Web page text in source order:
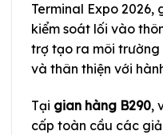
Terminal Expo
kiểm soát lối vào
trợ tạo ra môi trường
và thân thiện với
Tại gian hàng B290,
cấp toàn cầu các